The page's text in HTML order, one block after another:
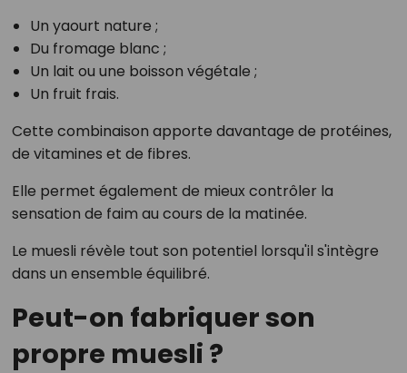
Un yaourt nature ;
Du fromage blanc ;
Un lait ou une boisson végétale ;
Un fruit frais.
Cette combinaison apporte davantage de protéines,
de vitamines et de fibres.
Elle permet également de mieux contrôler la
sensation de faim au cours de la matinée.
Le muesli révèle tout son potentiel lorsqu'il s'intègre
dans un ensemble équilibré.
Peut-on fabriquer son
propre muesli ?